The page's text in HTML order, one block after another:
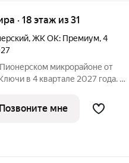
· 18 этаж из 31
,ЖК ОК: Премиум,4
микрорайоне от
в 4 квартале 2027 года. ЖК
5 домов высотой от
Позвоните мне